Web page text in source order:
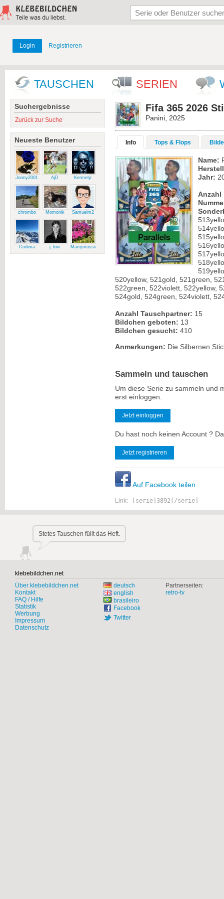
Login Registrieren
TAUSCHEN SERIEN
Suchergebnisse
Zurück zur Suche
Neueste Benutzer
Jonny2001 AjD Kermetjr
chrombo Momonik Samuelm2
Codima j_low Marrymussweg
Fifa 365 2026
Panini, 2025
Info Tops & Flops
Name:
Jahr:
Anzahl
520yellow, 521gold, 521green,
522green, 522violett, 522yellow,
524gold, 524green, 524violett,
Anzahl Tauschpartner: 15
Bildchen geboten: 13
Bildchen gesucht: 410
Anmerkungen: Die Silbernen
Sammeln und tauschen
Um diese Serie zu sammeln und
erst einloggen.
Jetzt einloggen
Du hast noch keinen Account ?
Jetzt registrieren
Auf Facebook teilen
Link: [serie]3892[/serie]
Stetes Tauschen füllt das Heft.
klebebildchen.net
Über klebebildchen.net
Kontakt
FAQ / Hilfe
Statistik
Werbung
Impressum
Datenschutz
deutsch
english
brasileiro
Facebook
Twitter
Partnerseiten:
retro-tv